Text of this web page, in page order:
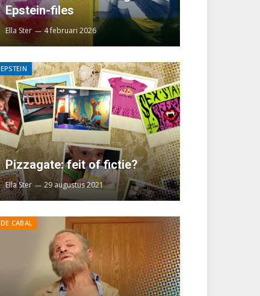
Epstein-files
Ella Ster 4 februari 2026
EPSTEIN
Pizzagate: feit of fictie?
Ella Ster 29 augustus 2021
DE CABAL